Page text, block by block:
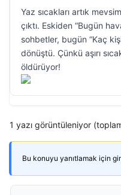
Yaz sıcakları artık
çıktı. Eskiden “Bugün
sohbetler, bugün “Kaç
dönüştü. Çünkü aşırı
öldürüyor!
1 yazı görüntüleniyor
Bu konuyu yanıtlamak için